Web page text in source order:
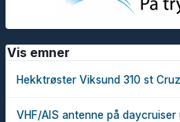
Vis emner
Hekktrøster Viksund 310 st Cruz
VHF/AIS antenne på